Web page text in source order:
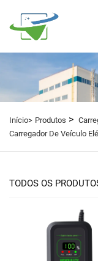
Início> Produtos >
Carregador De Veículo
TODOS OS